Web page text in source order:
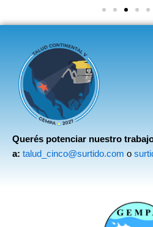
Querés potenciar nuestro
a: talud_cinco@surtido.com o